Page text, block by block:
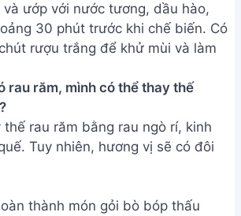
và ướp với nước tương, dầu hào,
30 phút trước khi chế biến. Có
rượu trắng để khử mùi và làm
rau răm, mình có thể thay thế
thế rau răm bằng rau ngò rí, kinh
Tuy nhiên, hương vị sẽ có đôi
thành món gỏi bò bóp thấu